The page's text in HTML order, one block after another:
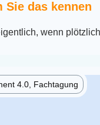
Sie das kennen
wenn
4.0, Fachtagung